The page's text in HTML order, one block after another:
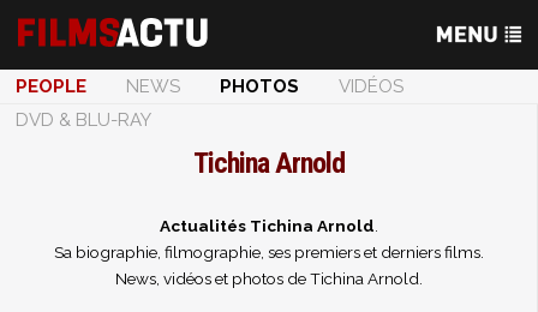
PEOPLE NEWS PHOTOS
VIDÉOS
DVD & BLU-RAY
Tichina Arnold
Actualités Tichina Arnold
Sa biographie, filmographie, ses premiers et derniers films.
News, vidéos et photos de Tichina Arnold.